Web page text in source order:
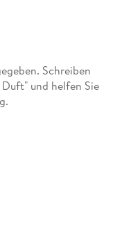
Schreiben
und helfen Sie